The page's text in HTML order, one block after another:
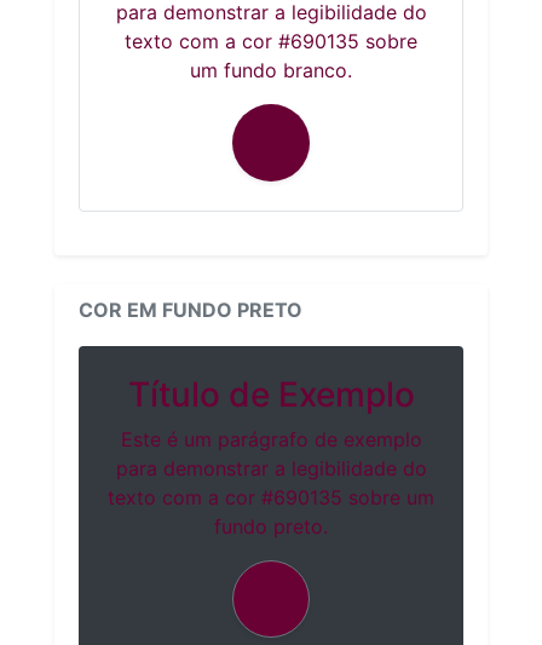
para demonstrar a legibilidade do
texto com a cor #690135 sobre
um fundo branco.
COR EM FUNDO PRETO
Título de Exemplo
Este é um parágrafo de exemplo
para demonstrar a legibilidade do
texto com a cor #690135 sobre um
fundo preto.